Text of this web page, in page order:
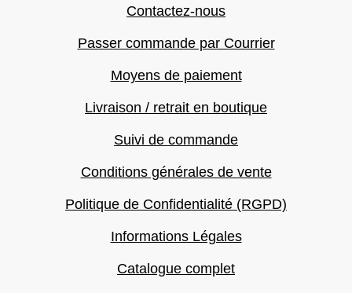
Contactez-nous
Passer commande par Courrier
Moyens de paiement
Livraison / retrait en boutique
Suivi de commande
Conditions générales de vente
Politique de Confidentialité (RGPD)
Informations Légales
Catalogue complet